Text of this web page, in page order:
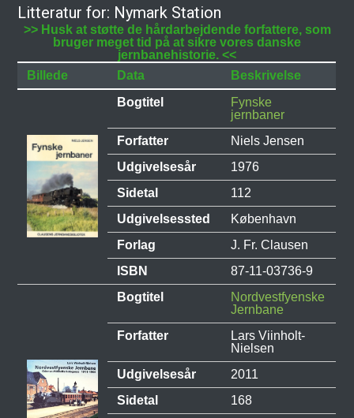
Litteratur for: Nymark Station
>> Husk at støtte de hårdarbejdende forfattere, som
bruger meget tid på at sikre vores danske
jernbanehistorie. <<
Billede
Data
Beskrivelse
Bogtitel
Fynske
jernbaner
Forfatter
Niels Jensen
Udgivelsesår
1976
Sidetal
112
Udgivelsessted
København
Forlag
J. Fr. Clausen
ISBN
87-11-03736-9
Bogtitel
Nordvestfyenske
Jernbane
Forfatter
Lars Viinholt-
Nielsen
Udgivelsesår
2011
Sidetal
168